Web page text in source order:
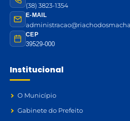
(38) 3823-1354
E-MAIL
CEP
39529-000
Institucional
O Município
Gabinete do Prefeito